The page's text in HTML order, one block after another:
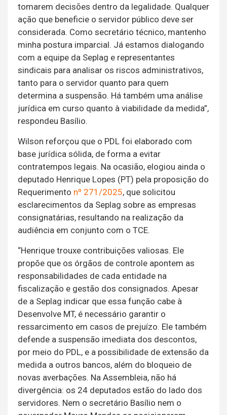
tomarem decisões dentro da legalidade. Qualquer
ação que beneficie o servidor público deve ser
considerada. Como secretário técnico, mantenho
minha postura imparcial. Já estamos dialogando
com a equipe da Seplag e representantes
sindicais para analisar os riscos administrativos,
tanto para o servidor quanto para quem
determina a suspensão. Há também uma análise
jurídica em curso quanto à viabilidade da medida”,
respondeu Basílio.
Wilson reforçou que o PDL foi elaborado com
base jurídica sólida, de forma a evitar
contratempos legais. Na ocasião, elogiou ainda o
deputado Henrique Lopes (PT) pela proposição do
Requerimento nº 271/2025, que solicitou
esclarecimentos da Seplag sobre as empresas
consignatárias, resultando na realização da
audiência em conjunto com o TCE.
“Henrique trouxe contribuições valiosas. Ele
propõe que os órgãos de controle apontem as
responsabilidades de cada entidade na
fiscalização e gestão dos consignados. Apesar
de a Seplag indicar que essa função cabe à
Desenvolve MT, é necessário garantir o
ressarcimento em casos de prejuízo. Ele também
defende a suspensão imediata dos descontos,
por meio do PDL, e a possibilidade de extensão da
medida a outros bancos, além do bloqueio de
novas averbações. Na Assembleia, não há
divergência: os 24 deputados estão do lado dos
servidores. Nem o secretário Basílio nem o